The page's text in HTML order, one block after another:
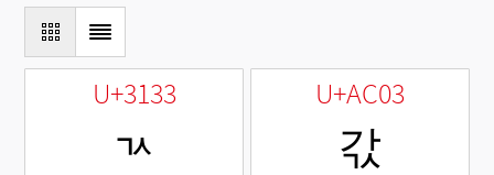
U+3133
ㄳ
U+AC03
갃